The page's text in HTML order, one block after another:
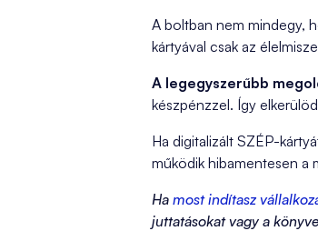
A boltban nem mindegy,
kártyával csak az
A legegyszerűbb
készpénzzel. Így
Ha digitalizált SZÉP-
működik hibamentesen a
Ha most indítasz
juttatásokat vagy a